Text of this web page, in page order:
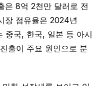
은 8억 2천만 달러로 전
장 점유율은 2024년
중국, 한국, 일본 등 아시
출이 주요 원인으로 분